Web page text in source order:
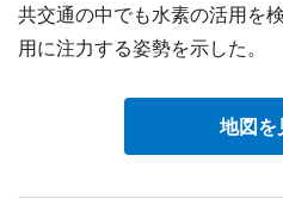
共交通の中でも水素の活用を
用に注力する姿勢を示した。
地図を